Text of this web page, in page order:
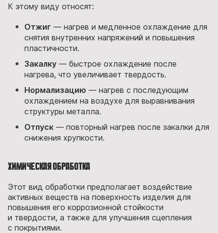
К этому виду относят:
Отжиг — нагрев и медленное охлаждение для
снятия внутренних напряжений и повышения
пластичности.
Закалку — быстрое охлаждение после
нагрева, что увеличивает твердость.
Нормализацию — нагрев с последующим
охлаждением на воздухе для выравнивания
структуры металла.
Отпуск — повторный нагрев после закалки для
снижения хрупкости.
Химическая обработка
Этот вид обработки предполагает воздействие
активных веществ на поверхность изделия для
повышения его коррозионной стойкости
и твердости, а также для улучшения сцепления
с покрытиями.